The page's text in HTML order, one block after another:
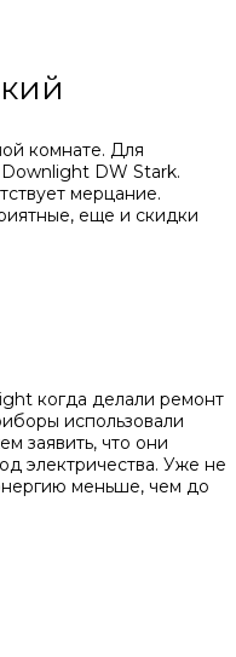
комнате. Для
DW Stark.
мерцание.
еще и скидки
когда делали ремонт
использовали
заявить, что они
электричества. Уже не
меньше, чем до